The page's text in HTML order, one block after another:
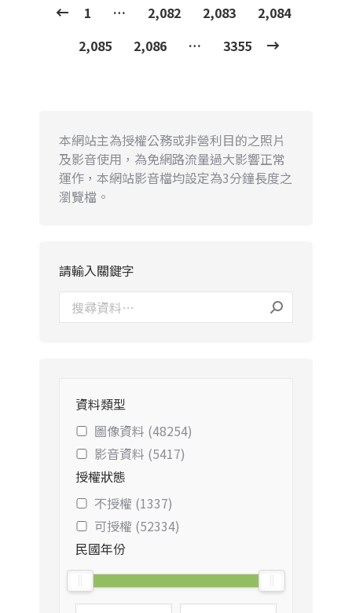
1 … 2,082 2,083
2,084
2,085
2,086 … 3355
本網站主為授權公務或非營利目的之照片
及影音使用，為免網路流量過大影響正常
運作，本網站影音檔均設定為3分鐘長度之
瀏覽檔。
請輸入關鍵字
資料類型
圖像資料 (48254)
影音資料 (5417)
授權狀態
不授權 (1337)
可授權 (52334)
民國年份